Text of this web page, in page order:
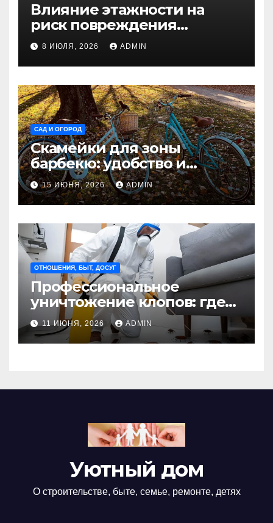
Влияние этажности на
риск повреждения
недвижимости
8 ИЮЛЯ, 2026 ADMIN
САД И ОГОРОД
Скамейки для зоны
барбекю: удобство и
безопасность на участке
Madmetal.ru
15 ИЮНЯ, 2026 ADMIN
ОТНОШЕНИЯ, БЫТ, ДОСУГ
Профессиональное
уничтожение клопов: где
оно необходимо?
11 ИЮНЯ, 2026 ADMIN
Уютный дом
О строительстве, быте, семье, ремонте, детях